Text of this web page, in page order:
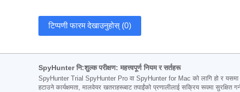
टिप्पणी फारम देखाउनुहोस् (0)
SpyHunter नि:शुल्क परीक्षण: महत्त्वपूर्ण नियम र सर्तहरू
SpyHunter Trial SpyHunter Pro वा SpyHunter for Mac को लागि हो र यसमा
हटाउने कार्यक्षमता, मालवेयर खतराहरूबाट तपाईंको प्रणालीलाई सक्रिय रूपमा सुरक्षित